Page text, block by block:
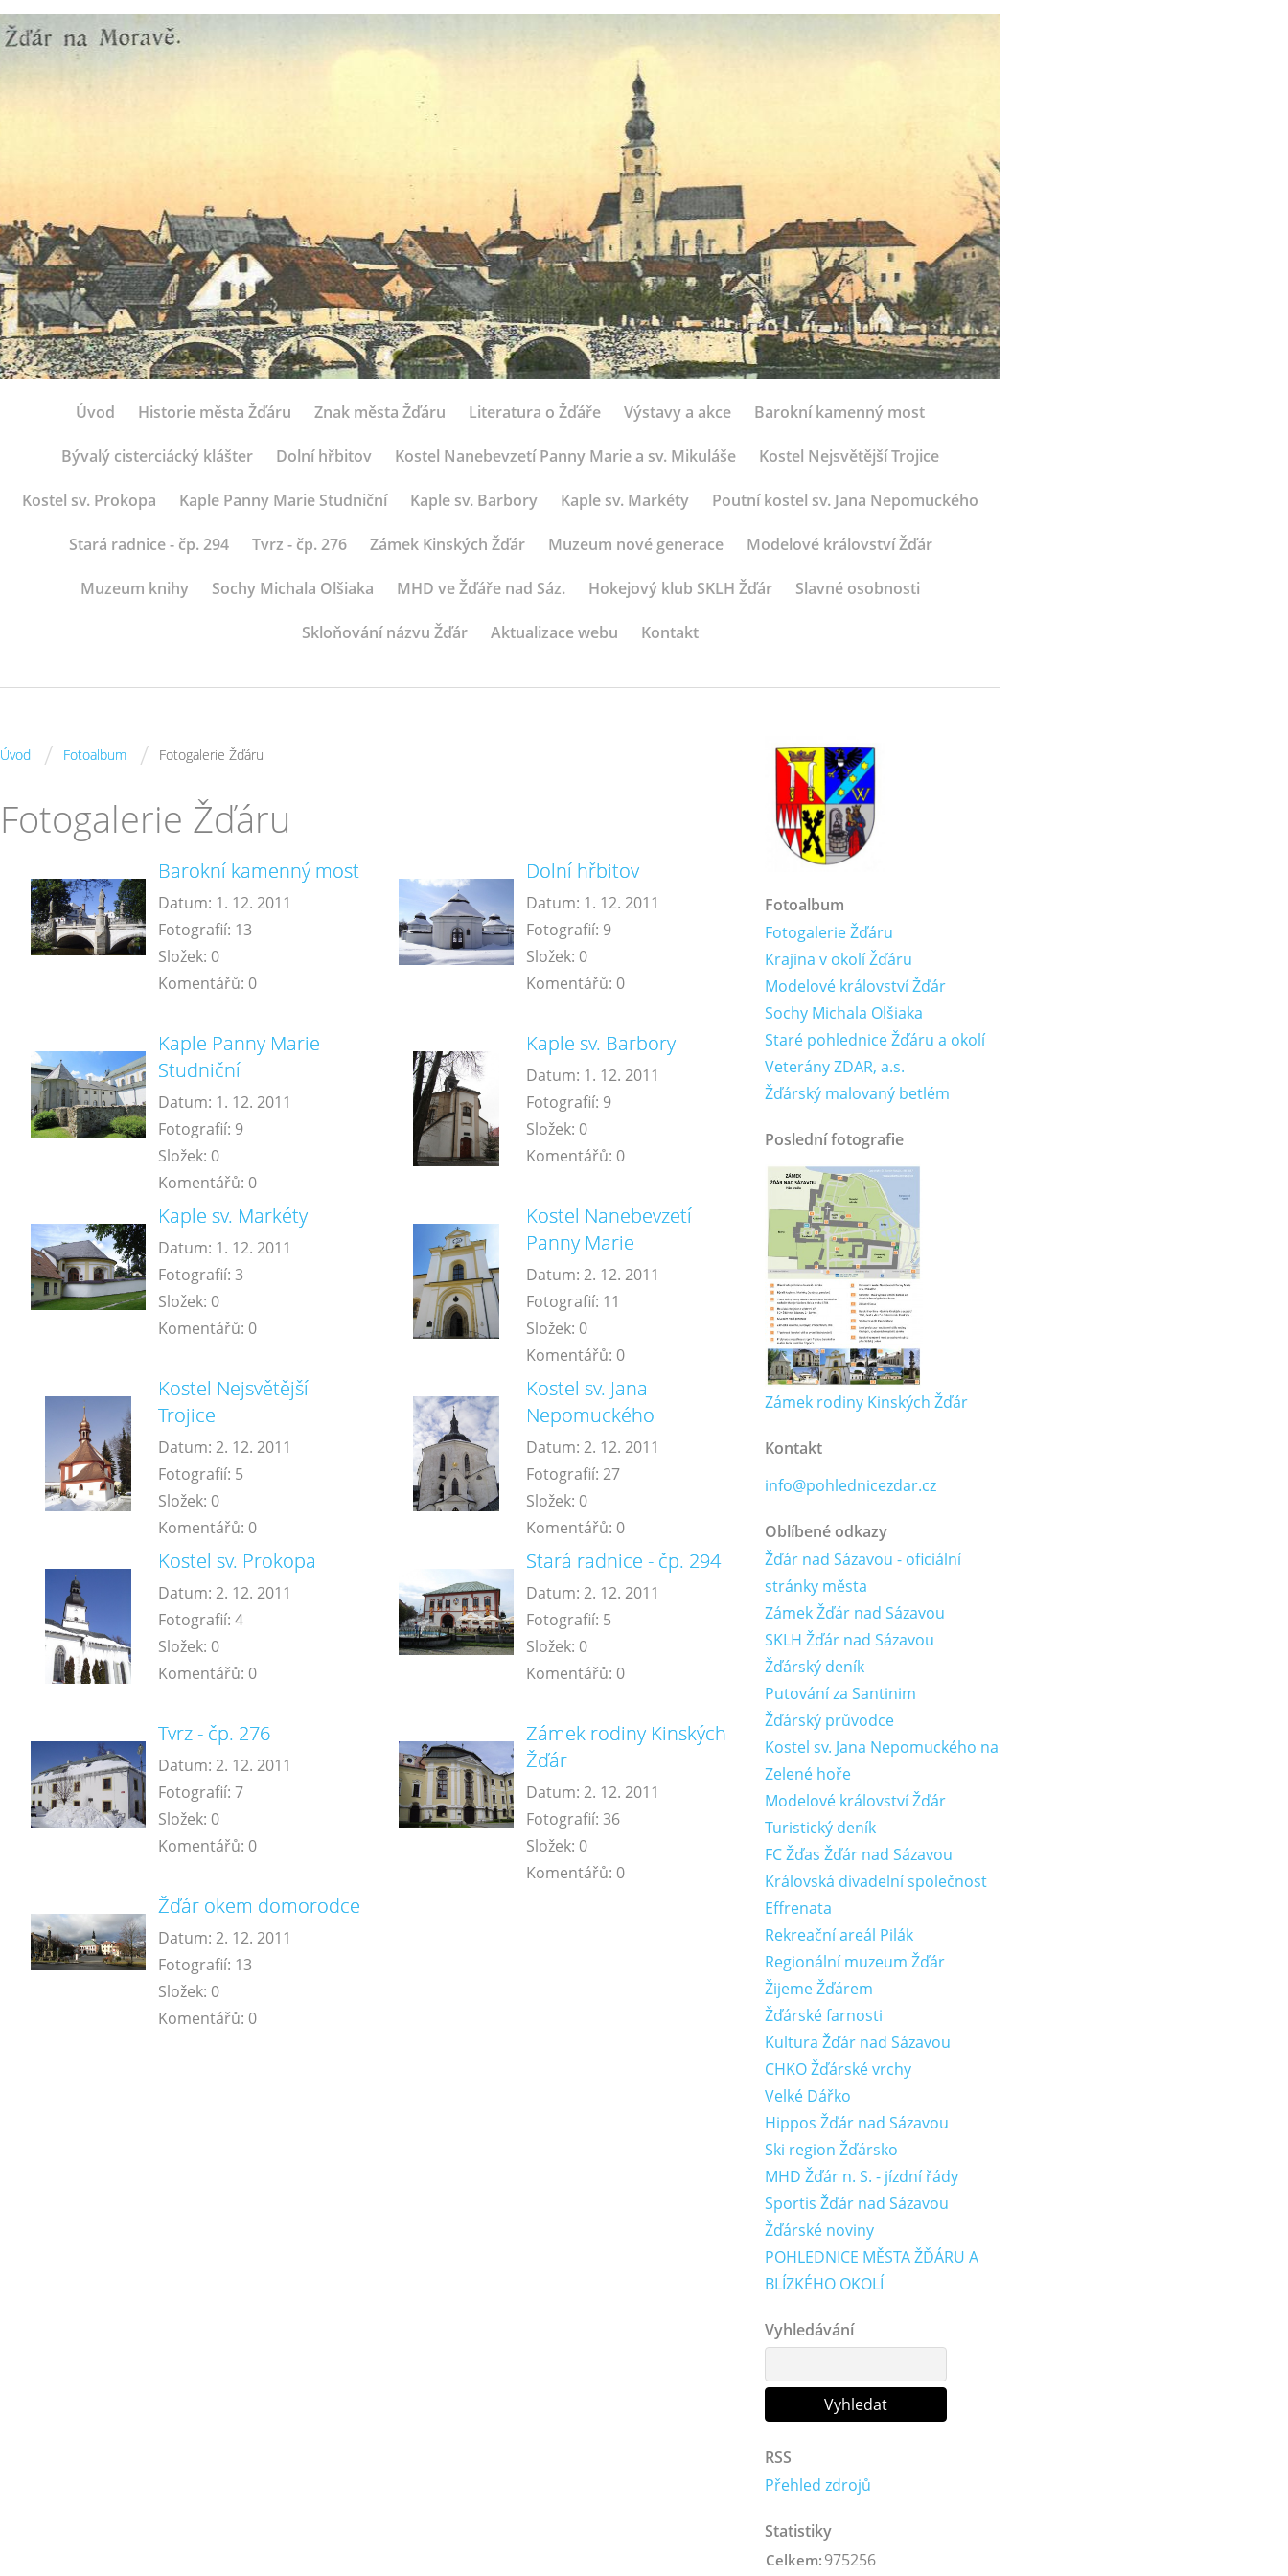
Úvod Historie města Žďáru Znak města Žďáru Literatura o Žďáře Výstavy a akce Barokní kamenný most
Bývalý cisterciácký klášter Dolní hřbitov Kostel Nanebevzetí Panny Marie a sv. Mikuláše Kostel Nejsvětější Trojice
Kostel sv. Prokopa Kaple Panny Marie Studniční Kaple sv. Barbory Kaple sv. Markéty Poutní kostel sv. Jana Nepomuckého
Stará radnice - čp. 294 Tvrz - čp. 276 Zámek Kinských Žďár Muzeum nové generace Modelové království Žďár
Muzeum knihy Sochy Michala Olšiaka MHD ve Žďáře nad Sáz. Hokejový klub SKLH Žďár Slavné osobnosti
Skloňování názvu Žďár Aktualizace webu Kontakt
Úvod / Fotoalbum / Fotogalerie Žďáru
Fotogalerie Žďáru
Barokní kamenný most
Datum: 1. 12. 2011
Fotografií: 13
Složek: 0
Komentářů: 0
Dolní hřbitov
Datum: 1. 12. 2011
Fotografií: 9
Složek: 0
Komentářů: 0
Kaple Panny Marie
Studniční
Datum: 1. 12. 2011
Fotografií: 9
Složek: 0
Komentářů: 0
Kaple sv. Barbory
Datum: 1. 12. 2011
Fotografií: 9
Složek: 0
Komentářů: 0
Kaple sv. Markéty
Datum: 1. 12. 2011
Fotografií: 3
Složek: 0
Komentářů: 0
Kostel Nanebevzetí
Panny Marie
Datum: 2. 12. 2011
Fotografií: 11
Složek: 0
Komentářů: 0
Kostel Nejsvětější
Trojice
Datum: 2. 12. 2011
Fotografií: 5
Složek: 0
Komentářů: 0
Kostel sv. Jana
Nepomuckého
Datum: 2. 12. 2011
Fotografií: 27
Složek: 0
Komentářů: 0
Kostel sv. Prokopa
Datum: 2. 12. 2011
Fotografií: 4
Složek: 0
Komentářů: 0
Stará radnice - čp. 294
Datum: 2. 12. 2011
Fotografií: 5
Složek: 0
Komentářů: 0
Tvrz - čp. 276
Datum: 2. 12. 2011
Fotografií: 7
Složek: 0
Komentářů: 0
Zámek rodiny Kinských
Žďár
Datum: 2. 12. 2011
Fotografií: 36
Složek: 0
Komentářů: 0
Žďár okem domorodce
Datum: 2. 12. 2011
Fotografií: 13
Složek: 0
Komentářů: 0
Fotoalbum
Fotogalerie Žďáru
Krajina v okolí Žďáru
Modelové království Žďár
Sochy Michala Olšiaka
Staré pohlednice Žďáru a okolí
Veterány ZDAR, a.s.
Žďárský malovaný betlém
Poslední fotografie
Zámek rodiny Kinských Žďár
Kontakt
info@pohlednicezdar.cz
Oblíbené odkazy
Žďár nad Sázavou - oficiální
stránky města
Zámek Žďár nad Sázavou
SKLH Žďár nad Sázavou
Žďárský deník
Putování za Santinim
Žďárský průvodce
Kostel sv. Jana Nepomuckého na
Zelené hoře
Modelové království Žďár
Turistický deník
FC Žďas Žďár nad Sázavou
Královská divadelní společnost
Effrenata
Rekreační areál Pilák
Regionální muzeum Žďár
Žijeme Žďárem
Žďárské farnosti
Kultura Žďár nad Sázavou
CHKO Žďárské vrchy
Velké Dářko
Hippos Žďár nad Sázavou
Ski region Žďársko
MHD Žďár n. S. - jízdní řády
Sportis Žďár nad Sázavou
Žďárské noviny
POHLEDNICE MĚSTA ŽĎÁRU A
BLÍZKÉHO OKOLÍ
Vyhledávání
RSS
Přehled zdrojů
Statistiky
Celkem: 975256